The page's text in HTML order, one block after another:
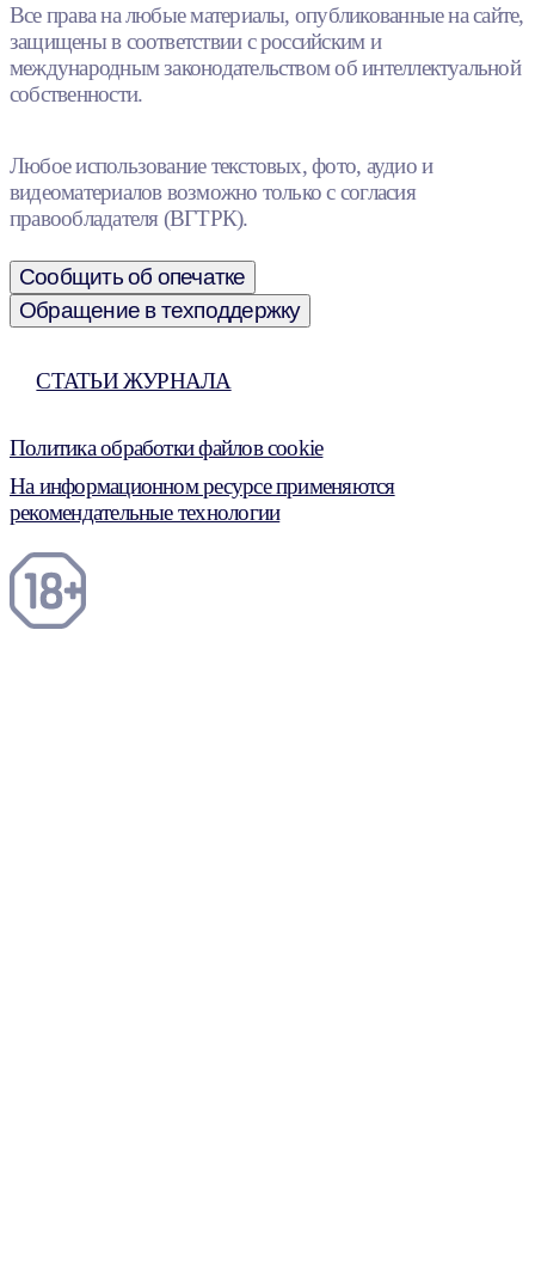
Все права на любые материалы, опубликованные на сайте,
защищены в соответствии с российским и
международным законодательством об интеллектуальной
собственности.
Любое использование текстовых, фото, аудио и
видеоматериалов возможно только с согласия
правообладателя (ВГТРК).
Сообщить об опечатке
Обращение в техподдержку
СТАТЬИ ЖУРНАЛА
Политика обработки файлов cookie
На информационном ресурсе применяются
рекомендательные технологии